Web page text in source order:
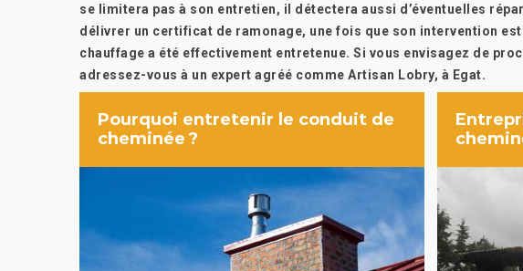
se limitera pas à son entretien, il détectera aussi d’éventuelles
délivrer un certificat de ramonage, une fois que son intervention
chauffage a été effectivement entretenue. Si vous envisagez de
adressez-vous à un expert agréé comme Artisan Lobry, à Egat.
Pourquoi entretenir le conduit de
cheminée ?